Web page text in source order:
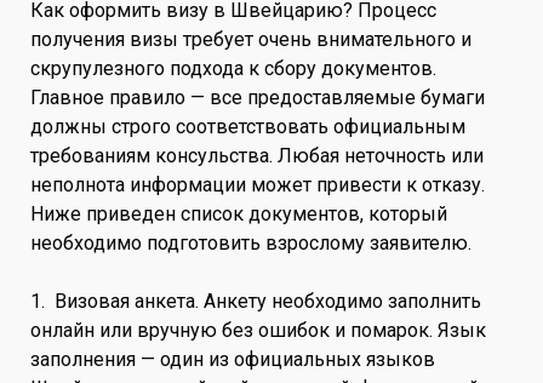
Как оформить визу в Швейцарию? Процесс
получения визы требует очень внимательного и
скрупулезного подхода к сбору документов.
Главное правило — все предоставляемые бумаги
должны строго соответствовать официальным
требованиям консульства. Любая неточность или
неполнота информации может привести к отказу.
Ниже приведен список документов, который
необходимо подготовить взрослому заявителю.
1. Визовая анкета. Анкету необходимо заполнить
онлайн или вручную без ошибок и помарок. Язык
заполнения — один из официальных языков